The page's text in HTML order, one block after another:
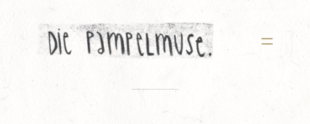
Zum
Inhalt